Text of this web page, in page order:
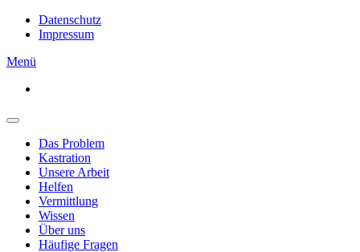
Datenschutz
Impressum
Menü
Das Problem
Kastration
Unsere Arbeit
Helfen
Vermittlung
Wissen
Über uns
Häufige Fragen